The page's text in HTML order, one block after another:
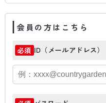
会員の方はこちら
必須 ID（メールアドレス）